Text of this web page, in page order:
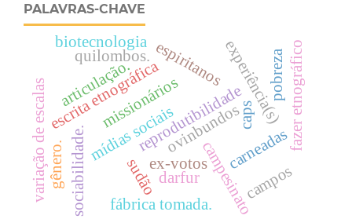
PALAVRAS-CHAVE
mídias sociaisreprodutibilidade
ovinbundos
missionários
sociabilidade. campesinatocarneadas
escrita etnográfica fazer etnográfico
ex-votos
sudão
fábrica tomada.
experiência(s)
variação de escalas articulação.
campos
espiritanos
darfur
pobreza
gênero.
biotecnologia
quilombos.
caps